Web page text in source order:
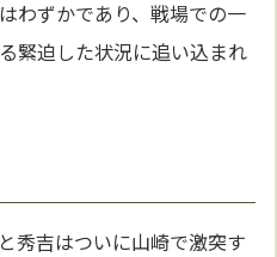
はわずかであり、戦場での一
緊迫した状況に追い込まれ
秀吉はついに山崎で激突す